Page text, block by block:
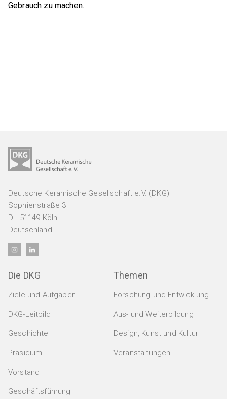
Expertenkreis Keramikspritzguss
Szene Dekarbonisierung in der DKG
Gebrauch zu machen.
Deutsche Keramische Gesellschaft e.V. (DKG)
Sophienstraße 3
D - 51149 Köln
Deutschland
Die DKG
Ziele und Aufgaben
DKG-Leitbild
Geschichte
Präsidium
Vorstand
Geschäftsführung
Themen
Forschung und Entwicklung
Aus- und Weiterbildung
Design, Kunst und Kultur
Veranstaltungen